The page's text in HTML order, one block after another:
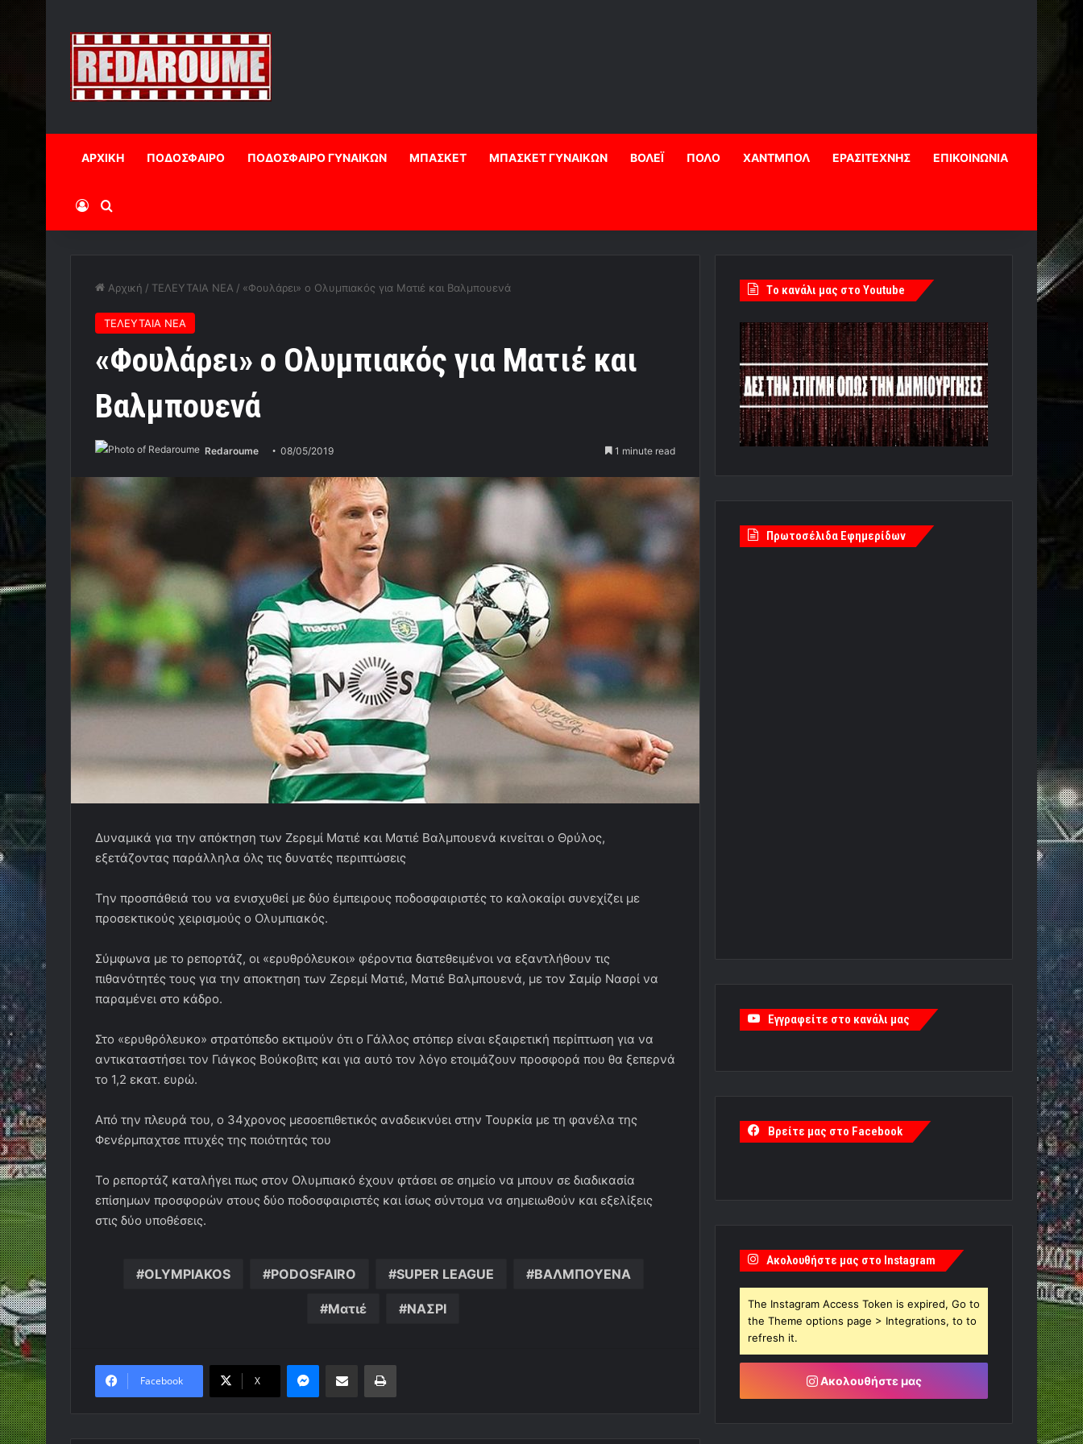
ΑΡΧΙΚΗ ΠΟΔΟΣΦΑΙΡΟ ΠΟΔΟΣΦΑΙΡΟ ΓΥΝΑΙΚΩΝ ΜΠΑΣΚΕΤ ΜΠΑΣΚΕΤ ΓΥΝΑΙΚΩΝ ΒΟΛΕΪ ΠΟΛΟ ΧΑΝΤΜΠΟΛ ΕΡΑΣΙΤΕΧΝΗΣ ΕΠΙΚΟΙΝΩΝΙΑ
Log InΑναζήτηση
Αρχική / ΤΕΛΕΥΤΑΙΑ ΝΕΑ / «Φουλάρει» ο Ολυμπιακός για Ματιέ και Βαλμπουενά
ΤΕΛΕΥΤΑΙΑ ΝΕΑ
«Φουλάρει» ο Ολυμπιακός για Ματιέ και
Βαλμπουενά
Redaroume 08/05/2019 1 minute read
Δυναμικά για την απόκτηση των Ζερεμί Ματιέ και Ματιέ Βαλμπουενά κινείται ο Θρύλος,
εξετάζοντας παράλληλα όλς τις δυνατές περιπτώσεις
Την προσπάθειά του να ενισχυθεί με δύο έμπειρους ποδοσφαιριστές το καλοκαίρι συνεχίζει με
προσεκτικούς χειρισμούς ο Ολυμπιακός.
Σύμφωνα με το ρεπορτάζ, οι «ερυθρόλευκοι» φέροντια διατεθειμένοι να εξαντλήθουν τις
πιθανότητές τους για την αποκτηση των Ζερεμί Ματιέ, Ματιέ Βαλμπουενά, με τον Σαμίρ Νασρί να
παραμένει στο κάδρο.
Στο «ερυθρόλευκο» στρατόπεδο εκτιμούν ότι ο Γάλλος στόπερ είναι εξαιρετική περίπτωση για να
αντικαταστήσει τον Γιάγκος Βούκοβιτς και για αυτό τον λόγο ετοιμάζουν προσφορά που θα ξεπερνά
το 1,2 εκατ. ευρώ.
Από την πλευρά του, ο 34χρονος μεσοεπιθετικός αναδεικνύει στην Τουρκία με τη φανέλα της
Φενέρμπαχτσε πτυχές της ποιότητάς του
Το ρεπορτάζ καταλήγει πως στον Ολυμπιακό έχουν φτάσει σε σημείο να μπουν σε διαδικασία
επίσημων προσφορών στους δύο ποδοσφαιριστές και ίσως σύντομα να σημειωθούν και εξελίξεις
στις δύο υποθέσεις.
OLYMPIAKOS PODOSFAIRO SUPER LEAGUE ΒΑΛΜΠΟΥΕΝΑ
Ματιέ ΝΑΣΡΙ
Facebook X
MessengerΚοινοποίηση μέσω ηλεκτρονικού ταχυδρομείουΕκτύπωση
Tο κανάλι μας στο Youtube
Πρωτοσέλιδα Εφημερίδων
Εγγραφείτε στο κανάλι μας
Βρείτε μας στο Facebook
Ακολουθήστε μας στο Instagram
The Instagram Access Token is expired, Go to
the Theme options page > Integrations, to to
refresh it.
Ακολουθήστε μας